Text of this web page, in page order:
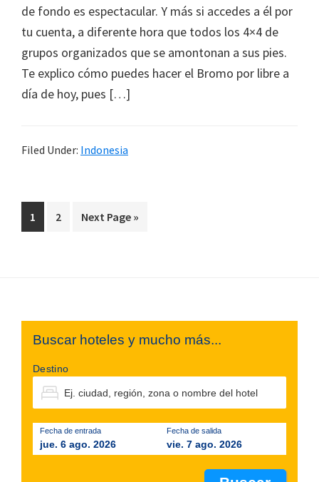
de fondo es espectacular. Y más si accedes a él por
tu cuenta, a diferente hora que todos los 4×4 de
grupos organizados que se amontonan a sus pies.
Te explico cómo puedes hacer el Bromo por libre a
día de hoy, pues […]
Filed Under: Indonesia
Page
1 Page
2
Go
Next Page »
FooterBuscar hoteles y mucho más...
Destino
Fecha de entrada
jue. 6 ago. 2026
Fecha de salida
vie. 7 ago. 2026